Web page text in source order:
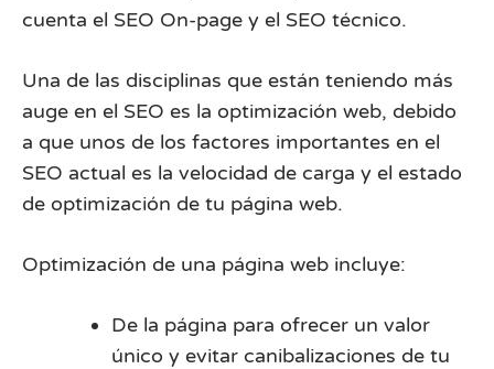
cuenta el SEO On-page y el SEO técnico.
Una de las disciplinas que están teniendo más
auge en el SEO es la optimización web, debido
a que unos de los factores importantes en el
SEO actual es la velocidad de carga y el estado
de optimización de tu página web.
Optimización de una página web incluye:
De la página para ofrecer un valor
único y evitar canibalizaciones de tu